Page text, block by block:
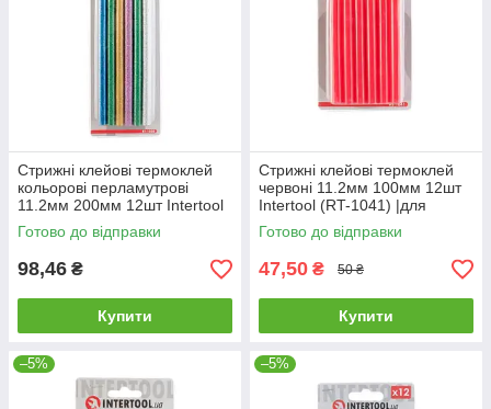
Стрижні клейові термоклей
кольорові перламутрові
11.2мм 200мм 12шт Intertool
(RT-1035) |для пистолета
Готово до відправки
98,46 ₴
Купити
Стрижні клейові термоклей
червоні 11.2мм 100мм 12шт
Intertool (RT-1041) |для
пистолета пістолета
Готово до відправки
47,50 ₴ 50 ₴
Купити
–5% –5%